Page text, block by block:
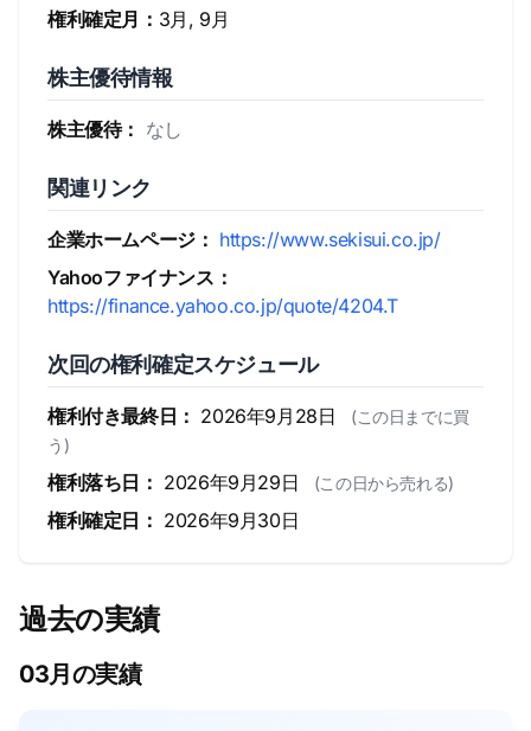
権利確定月： 3月, 9月
株主優待情報
株主優待： なし
関連リンク
企業ホームページ： https://www.sekisui.co.jp/
Yahooファイナンス：
https://finance.yahoo.co.jp/quote/4204.T
次回の権利確定スケジュール
権利付き最終日： 2026年9月28日
(この日までに買
う)
権利落ち日： 2026年9月29日 (この日から売れる)
権利確定日： 2026年9月30日
過去の実績
03月の実績